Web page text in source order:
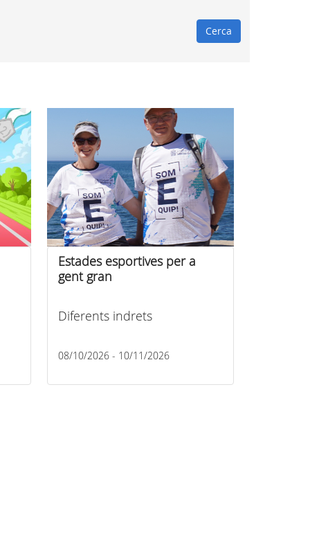
Cerca
Estades esportives per a
gent gran
Diferents indrets
08/10/2026 - 10/11/2026